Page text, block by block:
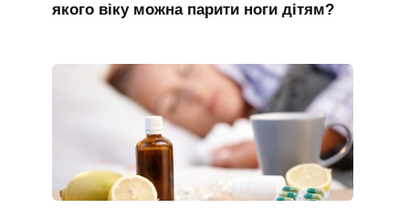
якого віку можна парити ноги дітям?